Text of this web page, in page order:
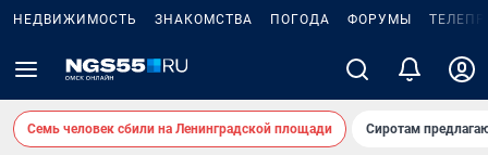
НЕДВИЖИМОСТЬ ЗНАКОМСТВА ПОГОДА ФОРУМЫ
Семь человек сбили на Ленинградской площади Сиротам